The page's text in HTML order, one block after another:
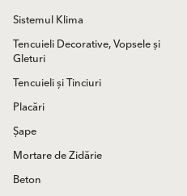
Sistemul Klima
Tencuieli Decorative, Vopsele și
Gleturi
Tencuieli și Tinciuri
Placări
Șape
Mortare de Zidărie
Beton